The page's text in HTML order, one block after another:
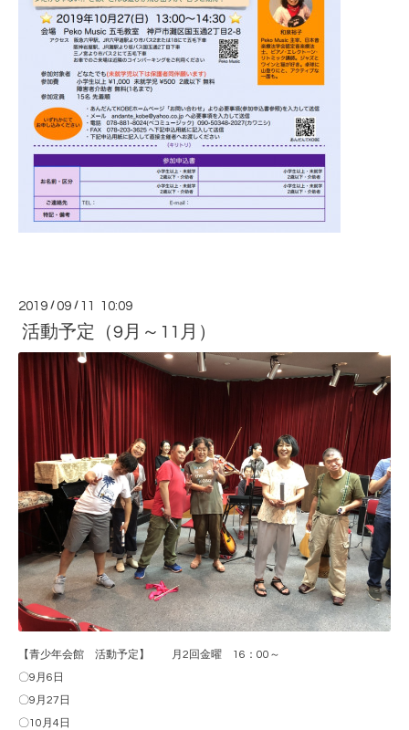
2019 /09 / 11 10:09
活動予定（9月～11月）
【青少年会館 活動予定】 月2回金曜 16：00～
〇9月6日
〇9月27日
〇10月4日